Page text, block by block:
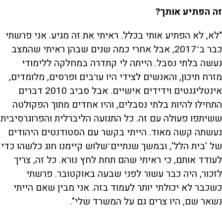
זה הפתיע אותך?
"לא, לא הפתיע אותי בכלל. ראיתי את זה מגיע. אני פרשתי
כבר ב־2017, אבל אחרי כמה שנים שבהן ראיתי שהמצב
נעשה בלתי נסבל. הייתה לי קתדרה במחלקה ללימודי
מזרח תיכון, והאנשים לצידי היו ערבים ופרסים, מלומדים,
אינטליגנטים וידידים אישיים. אבל סביב 2010 דברים
התחילו להיות בלתי נסבלים, והיו אחדים מתוך הפקולטה
ששיתפו פעולה עם זה. כל התנועה הליברלית והפרוגרסיבית
נעשתה קשה מאוד. הייתי בקשר עם הסטודנטים היהודים
של 'בית הלל', ובמשך שנתיים־שלוש קיימנו חוג כלשהו כדי
לעודד אותם, כי ראיתי שהם תחת לחץ נורא. כל זה, צריך
לזכור, היה כבר עשור לפני שבעה באוקטובר. פרשתי
כשכבר לא יכולתי יותר לעמוד בזה. אני מבין שאם הייתי
נשאר שם, היו צרים גם על המשרד שלי".